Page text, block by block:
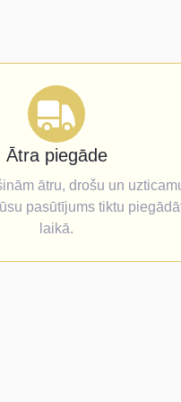
Ātra piegāde
ātru, drošu un
pasūtījums tiktu
laikā.